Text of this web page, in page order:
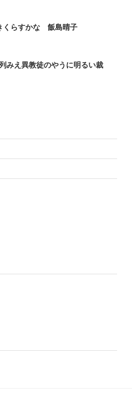
くらすかな 飯島晴子
みえ異教徒のやうに明るい裁